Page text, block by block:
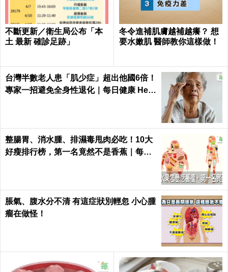
不斷更新／衛生局公布「本
土 最新 確診足跡」
冬令進補肌膚越補越癢？ 想
要水嫩肌 醫師教你這樣做！
台灣半數老人患「肌少症」超出他國6倍！
專家一招避免全身性退化｜每日健康 Heal
整腸胃、消水腫、排濕毒甩肉必吃！10大
好瘦排行榜，第一名竟然不是香蕉｜每日
脹氣、腹水分不清 有這症狀別輕忽 小心腫
瘤在做怪！